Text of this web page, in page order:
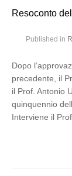
Resoconto
Published in
Dopo
precedente, il
il Prof. Antonio
quinquennio
Interviene il